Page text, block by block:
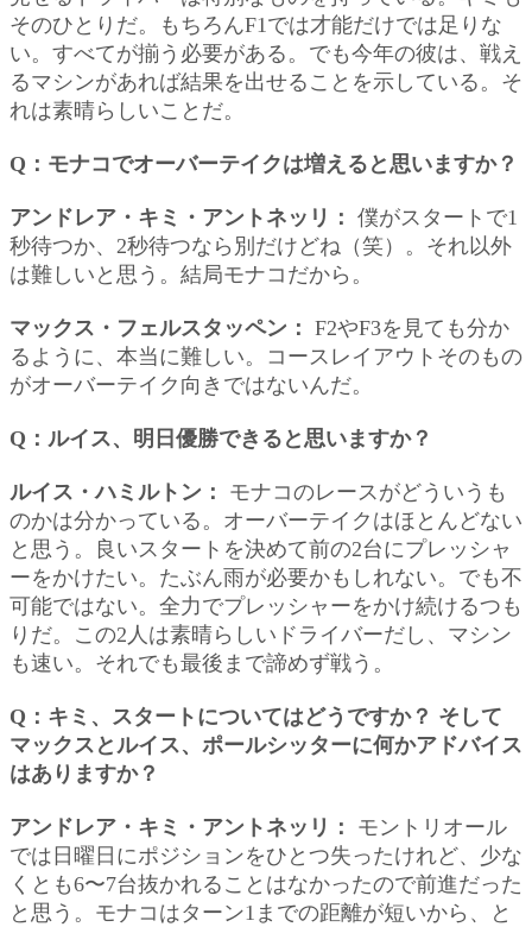
そのひとりだ。もちろんF1では才能だけでは足りな
い。すべてが揃う必要がある。でも今年の彼は、戦え
るマシンがあれば結果を出せることを示している。そ
れは素晴らしいことだ。
Q：モナコでオーバーテイクは増えると思いますか？
アンドレア・キミ・アントネッリ： 僕がスタートで1
秒待つか、2秒待つなら別だけどね（笑）。それ以外
は難しいと思う。結局モナコだから。
マックス・フェルスタッペン： F2やF3を見ても分か
るように、本当に難しい。コースレイアウトそのもの
がオーバーテイク向きではないんだ。
Q：ルイス、明日優勝できると思いますか？
ルイス・ハミルトン：
モナコのレースがどういうも
のかは分かっている。オーバーテイクはほとんどない
と思う。良いスタートを決めて前の2台にプレッシャ
ーをかけたい。たぶん雨が必要かもしれない。でも不
可能ではない。全力でプレッシャーをかけ続けるつも
りだ。この2人は素晴らしいドライバーだし、マシン
も速い。それでも最後まで諦めず戦う。
Q：キミ、スタートについてはどうですか？ そして
マックスとルイス、ポールシッターに何かアドバイス
はありますか？
アンドレア・キミ・アントネッリ：
モントリオール
では日曜日にポジションをひとつ失ったけれど、少な
くとも6〜7台抜かれることはなかったので前進だった
と思う。モナコはターン1までの距離が短いから、と